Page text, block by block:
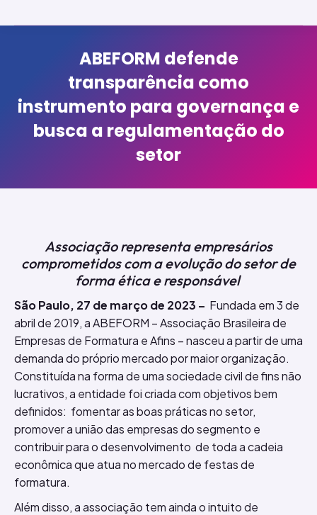
ABEFORM defende
transparência como
instrumento para governança e
busca a regulamentação do
setor
Associação representa empresários
comprometidos com a evolução do setor de
forma ética e responsável
São Paulo, 27 de março de 2023 – Fundada em 3 de
abril de 2019, a ABEFORM – Associação Brasileira de
Empresas de Formatura e Afins – nasceu a partir de uma
demanda do próprio mercado por maior organização.
Constituída na forma de uma sociedade civil de fins não
lucrativos, a entidade foi criada com objetivos bem
definidos: fomentar as boas práticas no setor,
promover a união das empresas do segmento e
contribuir para o desenvolvimento de toda a cadeia
econômica que atua no mercado de festas de
formatura.
Além disso, a associação tem ainda o intuito de